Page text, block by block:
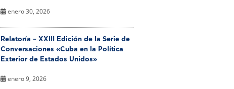
enero 30, 2026
Relatoría – XXIII Edición de la Serie de
Conversaciones «Cuba en la Política
Exterior de Estados Unidos»
enero 9, 2026